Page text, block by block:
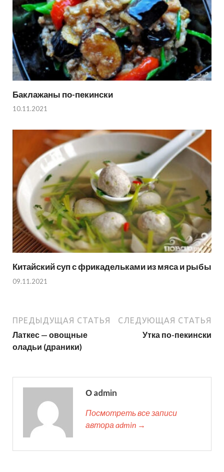
Баклажаны по-пекински
10.11.2021
Китайский суп с фрикадельками из мяса и рыбы
09.11.2021
ПРЕДЫДУЩАЯ СТАТЬЯ
Латкес — овощные
оладьи (драники)
СЛЕДУЮЩАЯ СТАТЬЯ
Утка по-пекински
О admin
Посмотреть все записи
автора admin →